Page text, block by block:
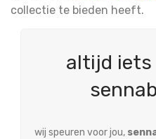
collectie te bieden heeft.
altijd iets
wij speuren voor jou,